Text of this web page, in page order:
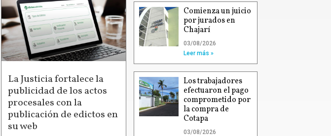
La Justicia fortalece la
publicidad de los actos
procesales con la
publicación de edictos en
su web
Comienza un juicio
por jurados en
Chajarí
03/08/2026
Leer más »
Los trabajadores
efectuaron el pago
comprometido por
la compra de
Cotapa
03/08/2026